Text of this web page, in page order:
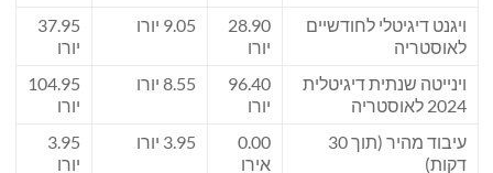
ויגנט דיגיטלי לחודשיים
לאוסטריה
28.90
יורו
9.05 יורו
37.95
יורו
וינייטה שנתית דיגיטלית
2024 לאוסטריה
96.40
יורו
8.55 יורו
104.95
יורו
עיבוד מהיר (תוך 30
דקות)
0.00
אירו
3.95 יורו
3.95
יורו